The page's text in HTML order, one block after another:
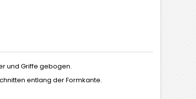
und Griffe gebogen.
entlang der Formkante.